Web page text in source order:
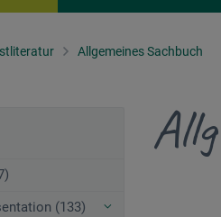
Allgemeines Sachbuch
(133)